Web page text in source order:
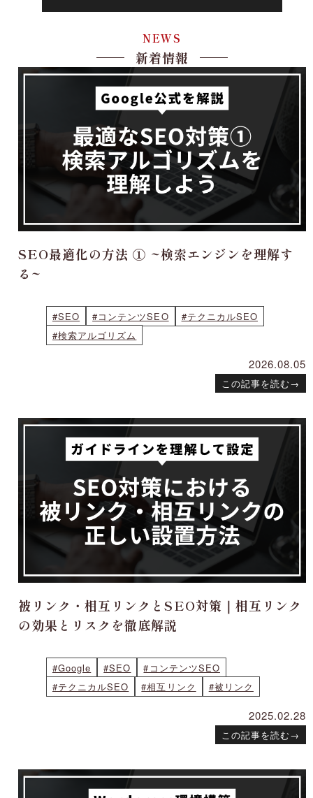
NEWS
新着情報
SEO最適化の方法 ① ~検索エンジンを理解す
る~
#SEO #コンテンツSEO
#テクニカルSEO
#検索アルゴリズム
2026.08.05
この記事を読む→
被リンク・相互リンクとSEO対策｜相互リンク
の効果とリスクを徹底解説
#Google #SEO
#コンテンツSEO
#テクニカルSEO
#相互リンク #被リンク
2025.02.28
この記事を読む→